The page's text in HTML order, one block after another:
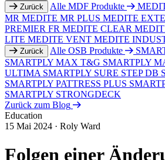
Zurück Alle MDF Produkte
MR MEDITE MR PLUS MEDITE
PREMIER FR MEDITE CLEAR
LITE MEDITE VENT MEDITE
Zurück Alle OSB Produkte
SMARTPLY MAX T&G SMARTPLY
ULTIMA SMARTPLY SURE STEP DB
SMARTPLY PATTRESS PLUS
SMARTPLY STRONGDECK
Zurück zum Blog
Education
15 Mai 2024 · Roly Ward
Folgen einer